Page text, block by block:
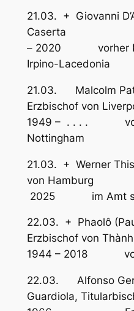
21.03. + Giovanni
– 2020 vorher
Irpino-Lacedonia
21.03. Malcolm
Erzbischof
1949 – . . . .
Nottingham
21.03. + Werner
von
2025 im Amt
22.03. + Phaolô
Erzbischof von
1944 – 2018
22.03. Alfonso
Guardiola,